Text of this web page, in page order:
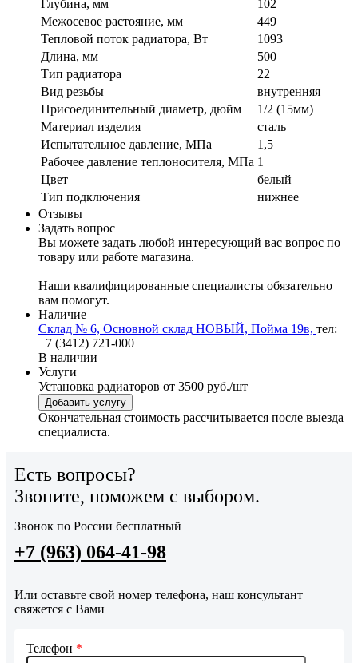
Глубина, мм
102
Межосевое растояние, мм
449
Тепловой поток радиатора, Вт
1093
Длина, мм
500
Тип радиатора
22
Вид резьбы
внутренняя
Присоединительный диаметр, дюйм
1/2 (15мм)
Материал изделия
сталь
Испытательное давление, МПа
1,5
Рабочее давление теплоносителя, МПа 1
Цвет
белый
Тип подключения
нижнее
Отзывы
Задать вопрос
Вы можете задать любой интересующий вас вопрос по
товару или работе магазина.
Наши квалифицированные специалисты обязательно
вам помогут.
Наличие
Склад № 6, Основной склад НОВЫЙ, Пойма 19в, тел:
+7 (3412) 721-000
В наличии
Услуги
Установка радиаторов от 3500 руб./шт
Добавить услугу
Окончательная стоимость рассчитывается после выезда
специалиста.
Есть вопросы?
Звоните, поможем с выбором.
Звонок по России бесплатный
+7 (963) 064-41-98
Или оставьте свой номер телефона, наш консультант
свяжется с Вами
Телефон *